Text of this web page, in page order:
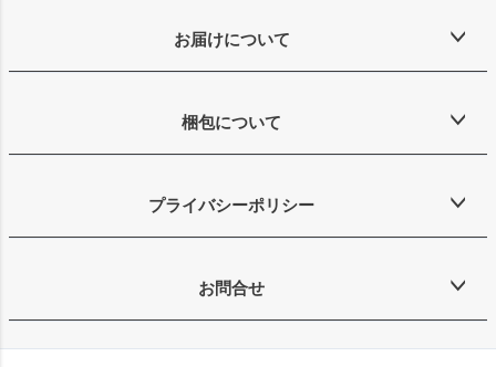
お届けについて
梱包について
プライバシーポリシー
お問合せ